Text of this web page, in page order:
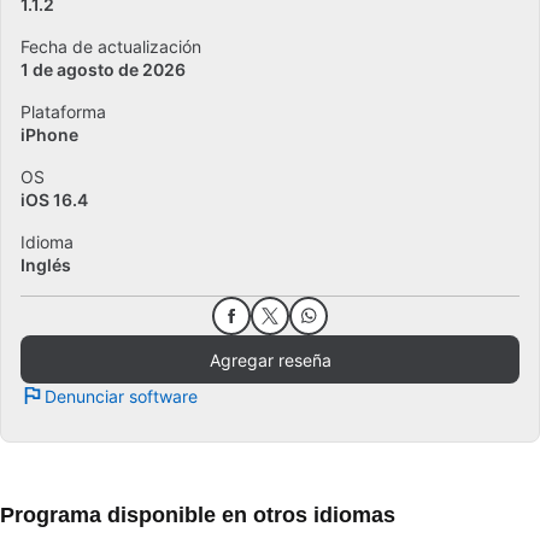
1.1.2
Fecha de actualización
1 de agosto de 2026
Plataforma
iPhone
OS
iOS 16.4
Idioma
Inglés
Agregar reseña
Denunciar software
Programa disponible en otros idiomas